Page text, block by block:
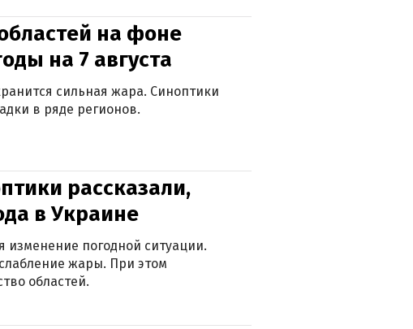
на фоне
на 7 августа
сильная жара. Синоптики
в ряде регионов.
рассказали,
в Украине
изменение погодной ситуации.
жары. При этом
областей.